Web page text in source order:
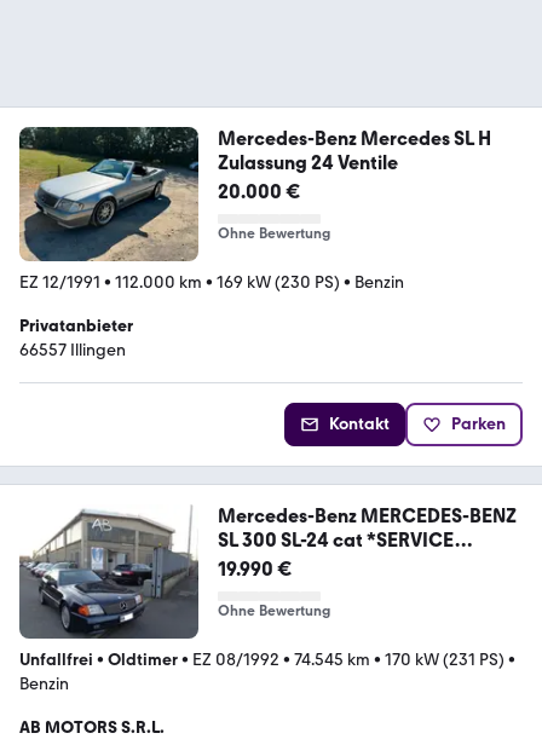
Mercedes-Benz Mercedes SL H
Zulassung 24 Ventile
20.000 €
Ohne Bewertung
EZ 12/1991 • 112.000 km • 169 kW (230 PS) • Benzin
Privatanbieter
66557 Illingen
Kontakt Parken
Mercedes-Benz MERCEDES-BENZ
SL 300 SL-24 cat *SERVICE
BOOK* *P
19.990 €
Ohne Bewertung
Unfallfrei • Oldtimer• EZ 08/1992 • 74.545 km • 170 kW (231 PS) •
Benzin
AB MOTORS S.R.L.